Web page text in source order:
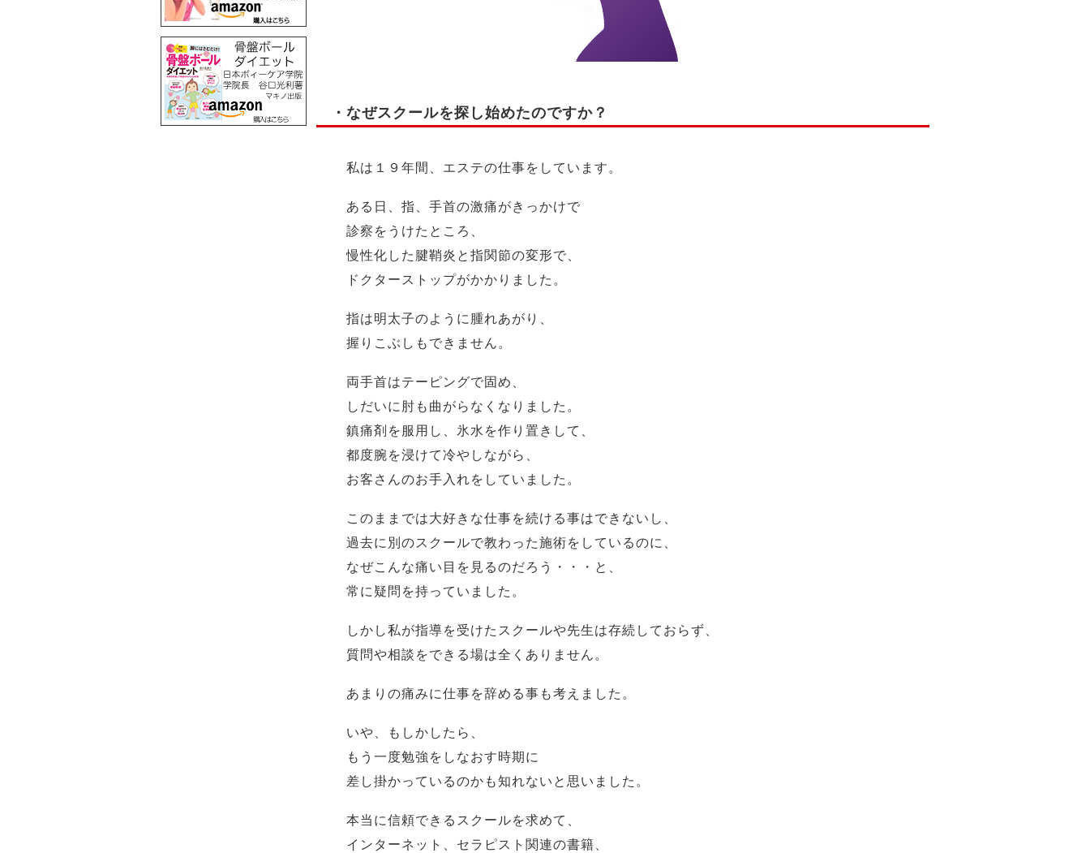
・なぜスクールを探し始めたのですか？
私は１９年間、エステの仕事をしています。
ある日、指、手首の激痛がきっかけで
診察をうけたところ、
慢性化した腱鞘炎と指関節の変形で、
ドクターストップがかかりました。
指は明太子のように腫れあがり、
握りこぶしもできません。
両手首はテーピングで固め、
しだいに肘も曲がらなくなりました。
鎮痛剤を服用し、氷水を作り置きして、
都度腕を浸けて冷やしながら、
お客さんのお手入れをしていました。
このままでは大好きな仕事を続ける事はできないし、
過去に別のスクールで教わった施術をしているのに、
なぜこんな痛い目を見るのだろう・・・と、
常に疑問を持っていました。
しかし私が指導を受けたスクールや先生は存続しておらず、
質問や相談をできる場は全くありません。
あまりの痛みに仕事を辞める事も考えました。
いや、もしかしたら、
もう一度勉強をしなおす時期に
差し掛かっているのかも知れないと思いました。
本当に信頼できるスクールを求めて、
インターネット、セラピスト関連の書籍、